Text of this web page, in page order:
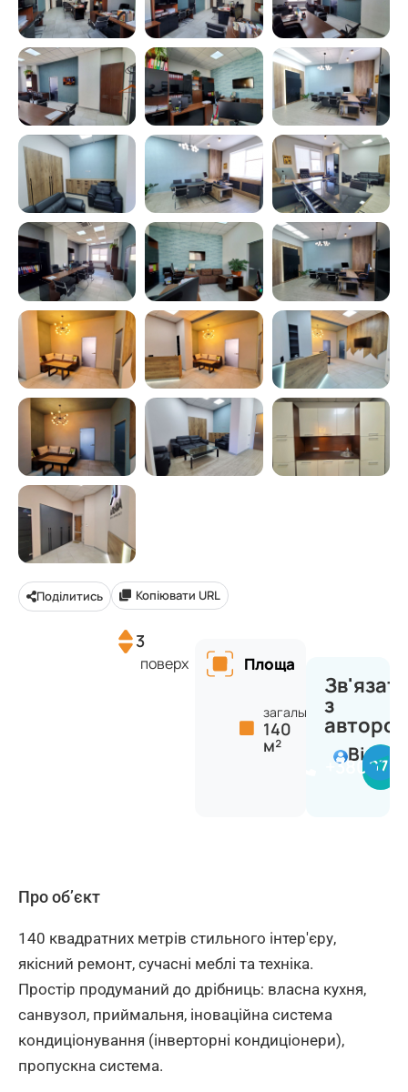
Поділитись Копіювати URL
3
поверх Площа
загальна:
140
м²
з
Віктор
Про об’єкт
140 квадратних метрів стильного інтер'єру,
якісний ремонт, сучасні меблі та техніка.
Простір продуманий до дрібниць: власна кухня,
санвузол, приймальня, іноваційна система
кондиціонування (інверторні кондиціонери),
пропускна система.